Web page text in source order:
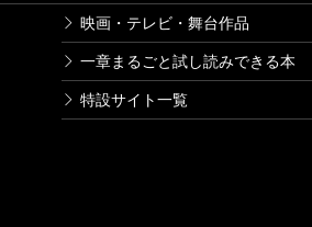
映画・テレビ・舞台作品
一章まるごと試し読みできる本
特設サイト一覧